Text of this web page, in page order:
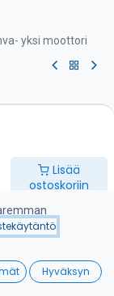
Lisää
ostoskoriin
Wishlist
yksi moottori
Hyväksyn